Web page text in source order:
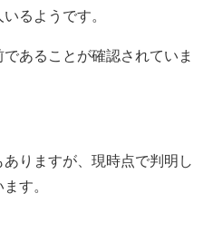
るようです。
あることが確認されていま
りますが、現時点で判明し
す。